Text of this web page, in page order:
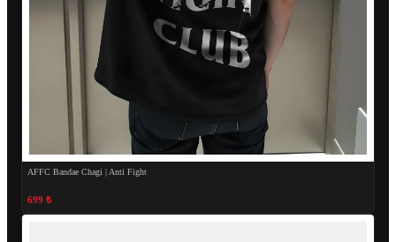
AFFC Bandae Chagi | Anti Fight
699 ₺